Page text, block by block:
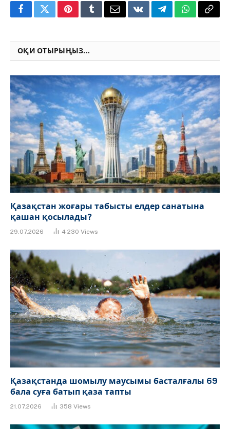
FacebookTwitterPinterestTumblrEmailVKontakteTelegramWhatsApp
Copy
ОҚИ ОТЫРЫҢЫЗ...
Қазақстан жоғары табысты елдер санатына
қашан қосылады?
29.07.2026 4 230 Views
Қазақстанда шомылу маусымы басталғалы 69
бала суға батып қаза тапты
21.07.2026 358 Views